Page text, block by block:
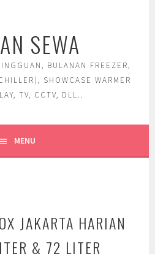
SEWA
BULANAN FREEZER,
SHOWCASE WARMER
TV, CCTV, DLL..
MENU
JAKARTA HARIAN
& 72 LITER